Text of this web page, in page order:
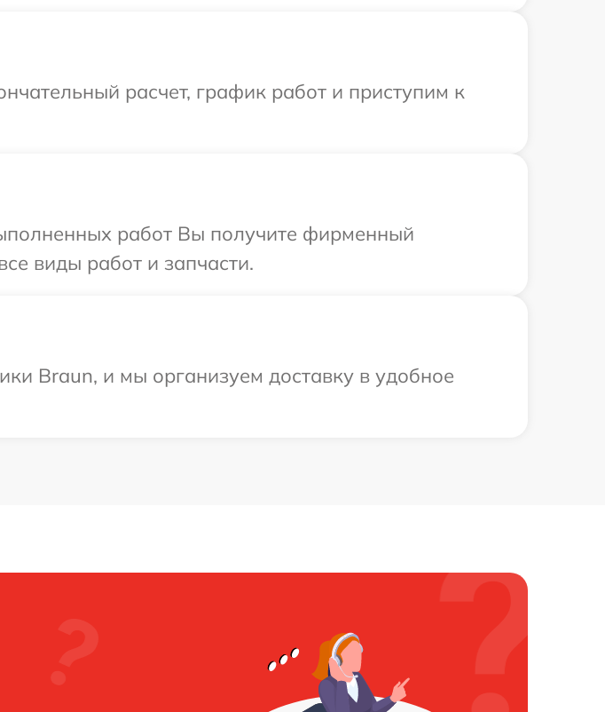
расчет, график работ и приступим к
работ Вы получите фирменный
виды работ и запчасти.
Braun, и мы организуем доставку в удобное